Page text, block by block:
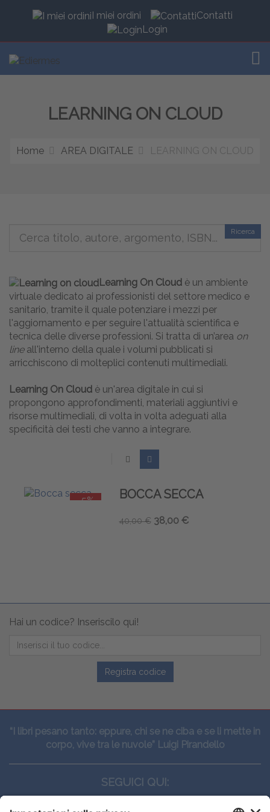
I miei ordini
Contatti
Login
LEARNING ON CLOUD
Home AREA DIGITALE LEARNING ON CLOUD
Ricerca
Learning On Cloud è un ambiente
virtuale dedicato ai professionisti del settore medico e
sanitario, tramite il quale potenziare i mezzi per
l'aggiornamento e per seguire l'attualità scientifica e
tecnica delle diverse professioni. Si tratta di un’area on
lineall'interno della quale i volumi pubblicati si
arricchiscono di molteplici contenuti multimediali.
Learning On Cloud è un'area digitale in cui si
propongono approfondimenti, materiali aggiuntivi e
risorse multimediali, di volta in volta adeguati alla
specificità dei testi che vanno a integrare.
-5% BOCCA SECCA
40,00 € 38,00 €
Hai un codice? Inseriscilo qui!
Registra codice
“I libri pesano tanto: eppure, chi se ne ciba e se li mette in
corpo, vive tra le nuvole” Luigi Pirandello
SEGUICI QUI: